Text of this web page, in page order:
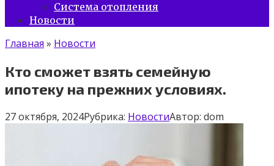
Система отопления
Новости
Главная » Новости
Кто сможет взять семейную
ипотеку на прежних условиях.
27 октября, 2024Рубрика: НовостиАвтор: dom